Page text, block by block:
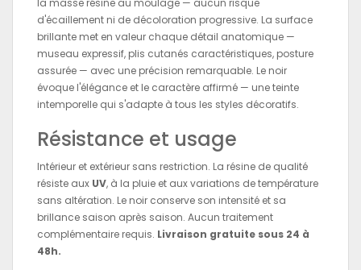
d'écaillement ni de décoloration progressive. La surface
brillante met en valeur chaque détail anatomique —
museau expressif, plis cutanés caractéristiques, posture
assurée — avec une précision remarquable. Le noir
évoque l'élégance et le caractère affirmé — une teinte
intemporelle qui s'adapte à tous les styles décoratifs.
Résistance et usage
Intérieur et extérieur sans restriction. La résine de qualité
résiste aux UV, à la pluie et aux variations de température
sans altération. Le noir conserve son intensité et sa
brillance saison après saison. Aucun traitement
complémentaire requis. Livraison gratuite sous 24 à
48h.